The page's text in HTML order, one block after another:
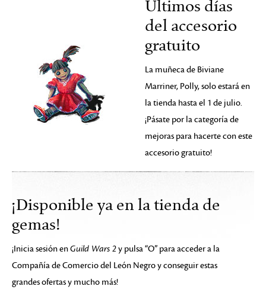
Últimos días
del accesorio
gratuito
La muñeca de Biviane
Marriner, Polly, solo estará en
la tienda hasta el 1 de julio.
¡Pásate por la categoría de
mejoras para hacerte con este
accesorio gratuito!
¡Disponible ya en la tienda de
gemas!
¡Inicia sesión enGuild Wars 2y pulsa “O” para acceder a la
Compañía de Comercio del León Negro y conseguir estas
grandes ofertas y mucho más!